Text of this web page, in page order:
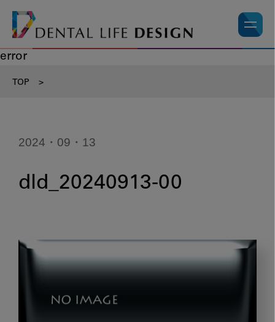
error
TOP >
2024・09・13
dld_20240913-00